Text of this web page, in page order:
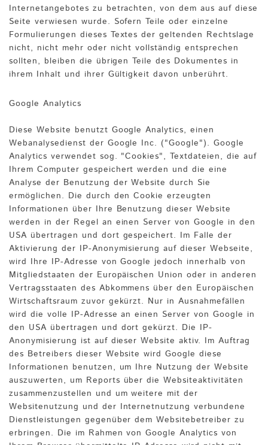
Internetangebotes zu betrachten, von dem aus auf diese
Seite verwiesen wurde. Sofern Teile oder einzelne
Formulierungen dieses Textes der geltenden Rechtslage
nicht, nicht mehr oder nicht vollständig entsprechen
sollten, bleiben die übrigen Teile des Dokumentes in
ihrem Inhalt und ihrer Gültigkeit davon unberührt.
Google Analytics
Diese Website benutzt Google Analytics, einen
Webanalysedienst der Google Inc. ("Google"). Google
Analytics verwendet sog. "Cookies", Textdateien, die auf
Ihrem Computer gespeichert werden und die eine
Analyse der Benutzung der Website durch Sie
ermöglichen. Die durch den Cookie erzeugten
Informationen über Ihre Benutzung dieser Website
werden in der Regel an einen Server von Google in den
USA übertragen und dort gespeichert. Im Falle der
Aktivierung der IP-Anonymisierung auf dieser Webseite,
wird Ihre IP-Adresse von Google jedoch innerhalb von
Mitgliedstaaten der Europäischen Union oder in anderen
Vertragsstaaten des Abkommens über den Europäischen
Wirtschaftsraum zuvor gekürzt. Nur in Ausnahmefällen
wird die volle IP-Adresse an einen Server von Google in
den USA übertragen und dort gekürzt. Die IP-
Anonymisierung ist auf dieser Website aktiv. Im Auftrag
des Betreibers dieser Website wird Google diese
Informationen benutzen, um Ihre Nutzung der Website
auszuwerten, um Reports über die Websiteaktivitäten
zusammenzustellen und um weitere mit der
Websitenutzung und der Internetnutzung verbundene
Dienstleistungen gegenüber dem Websitebetreiber zu
erbringen. Die im Rahmen von Google Analytics von